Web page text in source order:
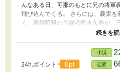
んなある日、可那のもとに兄の将軍
飛び込んでくる。 さらには、義栄
く、義輝暗殺の首謀者松永久秀が、
へやって来る。 可那は久秀へ仇討ち
って義栄を盾に取られ、久秀の所有
――。 ☆戦国武将としては知名度は
扱ってもらう機会のない松永久秀と
占欲が強く、人とは違うこだわりも
24h.ポイント 0pt
小説
恋愛